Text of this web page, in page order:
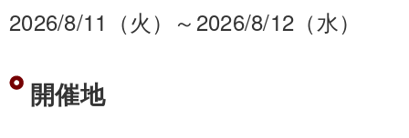
2026/8/11（火）～2026/8/12（水）
開催地